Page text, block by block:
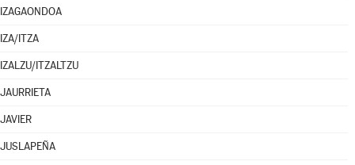
IZAGAONDOA
IZA/ITZA
IZALZU/ITZALTZU
JAURRIETA
JAVIER
JUSLAPEÑA